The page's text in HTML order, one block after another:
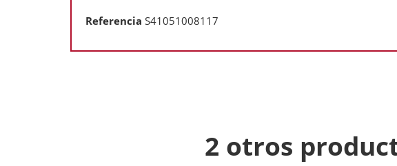
Referencia S41051008117
2 otros